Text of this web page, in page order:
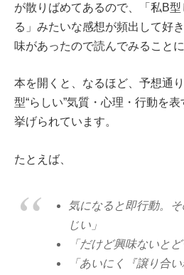
が散りばめてあるので、「私B
る」みたいな感想が頻出して好
味があったので読んでみることに
本を開くと、なるほど、予想通
型“らしい”気質・心理・行動を
挙げられています。
たとえば、
気になると即行動。
じい」
「だけど興味ないとど
「あいにく『譲り合